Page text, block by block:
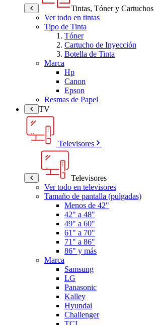
Tintas, Tóner y Cartuchos
Ver todo en tintas
Tipo de Tinta
Tóner
Cartucho de Inyección
Botella de Tinta
Marca
Hp
Canon
Epson
Resmas de Papel
TV
Televisores
Televisores
Ver todo en televisores
Tamaño de pantalla (pulgadas)
Menos de 42"
42" a 48"
49" a 60"
61" a 70"
71" a 86"
86" y más
Marca
Samsung
LG
Panasonic
Kalley
Hyundai
Challenger